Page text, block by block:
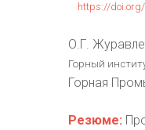
https://doi.org/
О.Г.
Горный
Горная
Резюме: